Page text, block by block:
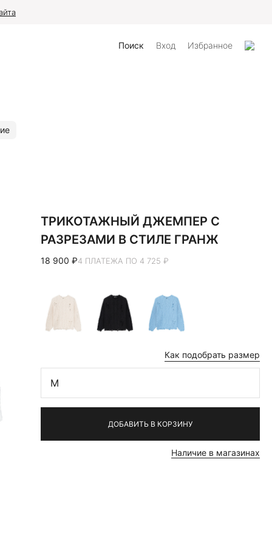
Поиск Вход Избранное
ТРИКОТАЖНЫЙ ДЖЕМПЕР С
РАЗРЕЗАМИ В СТИЛЕ ГРАНЖ
18 900 ₽4 ПЛАТЕЖА ПО 4 725 ₽
Как подобрать размер
M
ДОБАВИТЬ В КОРЗИНУ
Наличие в магазинах